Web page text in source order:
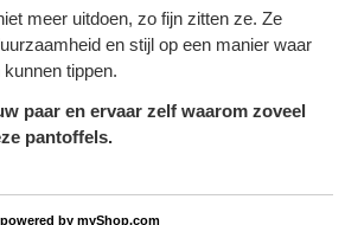
meer uitdoen, zo fijn zitten ze. Ze
en stijl op een manier waar
tippen.
paar en ervaar zelf waarom zoveel
pantoffels.
powered by myShop.com